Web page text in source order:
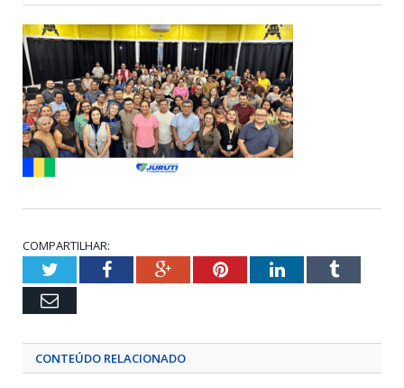
COMPARTILHAR:
TwitterFacebookGoogle+PinterestLinkedInTumblr
Email
CONTEÚDO RELACIONADO